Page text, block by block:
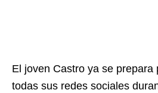
El joven Castro ya se prepara
todas sus redes sociales